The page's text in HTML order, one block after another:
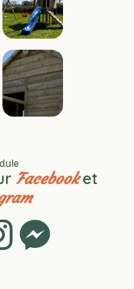
Facebooket